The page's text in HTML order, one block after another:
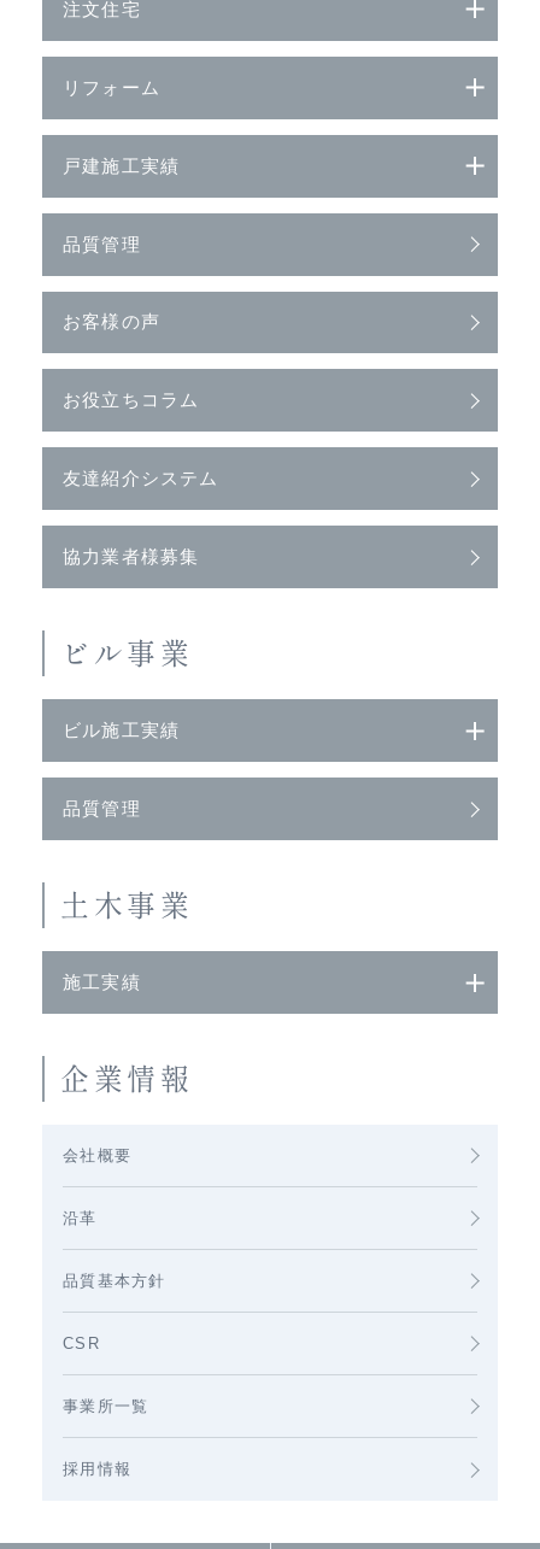
注文住宅
リフォーム
戸建施工実績
品質管理
お客様の声
お役立ちコラム
友達紹介システム
協力業者様募集
ビル事業
ビル施工実績
品質管理
土木事業
施工実績
企業情報
会社概要
沿革
品質基本方針
CSR
事業所一覧
採用情報